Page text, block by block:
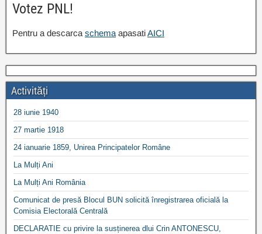
Votez PNL!
Pentru a descarcaschemaapasatiAICI
Activități
28 iunie 1940
27 martie 1918
24 ianuarie 1859, Unirea Principatelor Române
La Mulți Ani
La Mulți Ani România
Comunicat de presă Blocul BUN solicită înregistrarea oficială la
Comisia Electorală Centrală
DECLARATIE cu privire la susținerea dlui Crin ANTONESCU,